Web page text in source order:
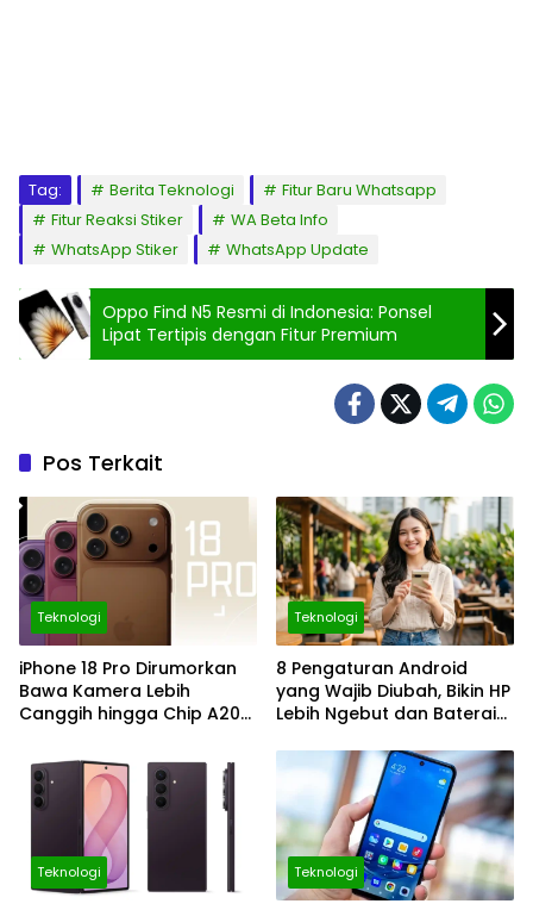
Tag: Berita Teknologi
Fitur Baru Whatsapp
Fitur Reaksi Stiker
WA Beta Info
WhatsApp Stiker
WhatsApp Update
Oppo Find N5 Resmi di Indonesia: Ponsel
Lipat Tertipis dengan Fitur Premium
Pos Terkait
Teknologi
iPhone 18 Pro Dirumorkan
Bawa Kamera Lebih
Canggih hingga Chip A20
Teknologi
8 Pengaturan Android
yang Wajib Diubah, Bikin HP
Lebih Ngebut dan Baterai
Teknologi Teknologi